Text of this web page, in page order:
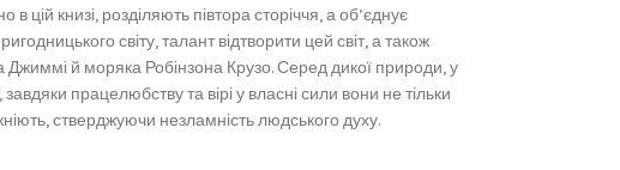
цій книзі, розділяють півтора сторіччя, а об’єднує
світу, талант відтворити цей світ, а також
Джиммі й моряка Робінзона Крузо. Серед дикої природи, у
працелюбству та вірі у власні сили вони не тільки
стверджуючи незламність людського духу.